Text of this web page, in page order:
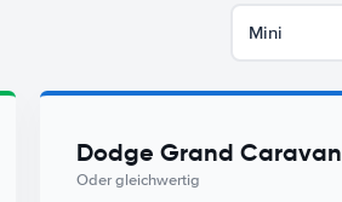
Mini
Dodge Grand Caravan
Oder gleichwertig